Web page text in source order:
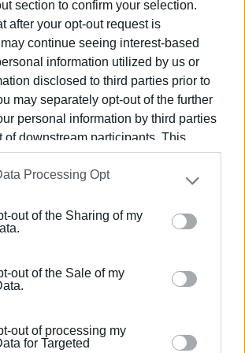
section to confirm your selection.
after your opt-out request is
continue seeing interest-based
information utilized by us or
disclosed to third parties prior to
may separately opt-out of the further
personal information by third parties
of downstream participants. This
also be disclosed by us to third parties
of Downstream Participants
that may
it to other third parties.
this website/app uses one or more
and may gather and store information
may click to grant or deny consent to
party tags to use your data for
Processing Opt
out of the Sharing of my
out of the Sale of my
out of processing my
for Targeted
σε όλη την Ευρώπη, δεν θα
πράξη αληθινού μεγαλείου, που
στην ιστορική μνήμη του ελληνικού
κάθε ρεκόρ».
ο κατά το ήμισυ Κερκυραίος
όλο το μέλλον μπροστά του και η
όχι ότι άδικα του αφαιρέθηκαν, αλλά
αστέρι του Ελληνικού στίβου
να αναδείξει αθλητή που να μπορεί να
κορυφαίους σπρίντερ του κόσμου.